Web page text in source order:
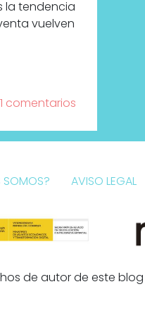
la tendencia
vuelven
1 comentarios
SOMOS? AVISO LEGAL
de autor de este